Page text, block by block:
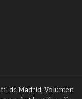
de Madrid, Volumen